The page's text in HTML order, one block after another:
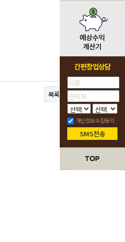
목록
간편창업상담
개인정보수집동의
SMS전송